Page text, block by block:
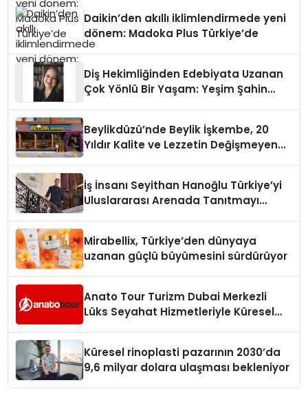
Daikin’den akıllı iklimlendirmede yeni
dönem: Madoka Plus Türkiye’de
Diş Hekimliğinden Edebiyata Uzanan
Çok Yönlü Bir Yaşam: Yeşim Şahin
Beylikdüzü’nde Beylik İşkembe, 20
Yıldır Kalite ve Lezzetin Değişmeyen
İş İnsanı Seyithan Hanoğlu Türkiye’yi
Uluslararası Arenada Tanıtmayı
Mirabellix, Türkiye’den dünyaya
uzanan güçlü büyümesini sürdürüyor
Anato Tour Turizm Dubai Merkezli
Lüks Seyahat Hizmetleriyle Küresel
Küresel rinoplasti pazarının 2030’da
9,6 milyar dolara ulaşması bekleniyor